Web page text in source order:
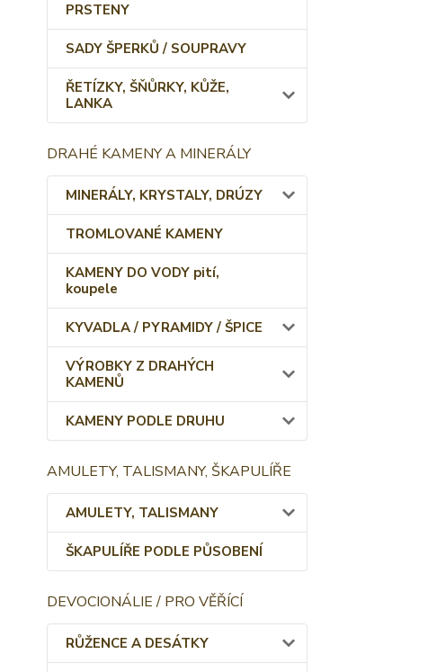
PRSTENY
SADY ŠPERKŮ / SOUPRAVY
ŘETÍZKY, ŠŇŮRKY, KŮŽE,
LANKA
DRAHÉ KAMENY A MINERÁLY
MINERÁLY, KRYSTALY, DRÚZY
TROMLOVANÉ KAMENY
KAMENY DO VODY pití,
koupele
KYVADLA / PYRAMIDY / ŠPICE
VÝROBKY Z DRAHÝCH
KAMENŮ
KAMENY PODLE DRUHU
AMULETY, TALISMANY, ŠKAPULÍŘE
AMULETY, TALISMANY
ŠKAPULÍŘE PODLE PŮSOBENÍ
DEVOCIONÁLIE / PRO VĚŘÍCÍ
RŮŽENCE A DESÁTKY